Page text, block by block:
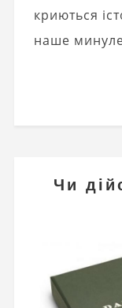
криються
наше
Чи